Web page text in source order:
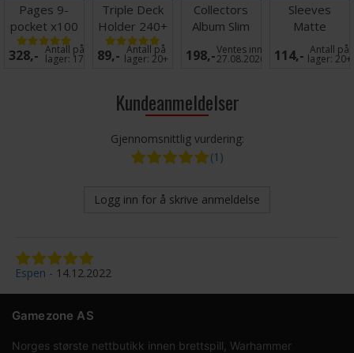
Pages 9-
pocket x100
Klar
328,- Antall på
lager: 17
Triple Deck
Holder 240+
Black
89,- Antall på
lager:20+
Collectors
Album Slim
Regular Svart
198,-Ventes inn
27.08.2026
Sleeves
Matte
Midnight Blue
x100 66x91
114,- Antall på
lager:20+
Kundeanmeldelser
Gjennomsnittlig vurdering:
(1)
Logg inn for å skrive anmeldelse
Espen 14.12.2022
Gamezone AS
Norges største nettbutikk innen brettspill, Warhammer